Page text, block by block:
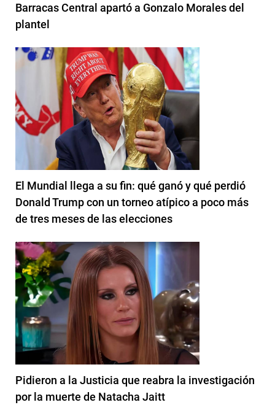
Barracas Central apartó a Gonzalo Morales del
plantel
El Mundial llega a su fin: qué ganó y qué perdió
Donald Trump con un torneo atípico a poco más
de tres meses de las elecciones
Pidieron a la Justicia que reabra la investigación
por la muerte de Natacha Jaitt